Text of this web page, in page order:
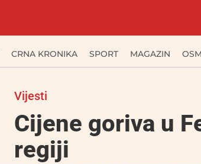
CRNA KRONIKA SPORT MAGAZIN
Vijesti
Cijene goriva u
regiji